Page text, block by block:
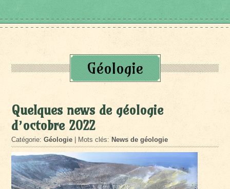
Géologie
Quelques news de géologie
d’octobre 2022
Catégorie:Géologie | Mots clés: News de géologie